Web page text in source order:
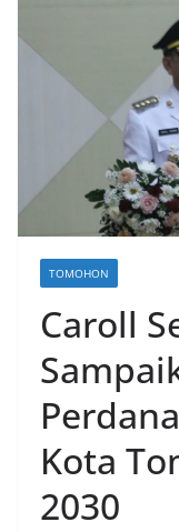
TOMOHON
Caroll
Kota
2030